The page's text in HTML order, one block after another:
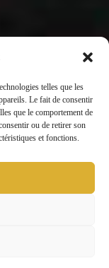
telles que les
Le fait de consentir
que le comportement de
ou de retirer son
et fonctions.
nous sur les
réseaux